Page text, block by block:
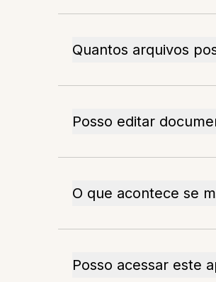
Quantos arquivos
Posso editar
O que acontece se
Posso acessar este